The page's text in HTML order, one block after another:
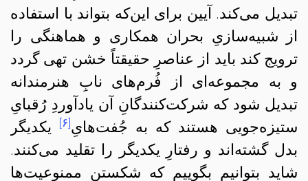
تبدیل می‌کند. آیین برای این‌که بتواند با استفاده
از شبیه‌سازیِ بحران همکاری و هماهنگی را
ترویج کند باید از عناصرِ حقیقتاً خشن تهی گردد
و به مجموعه‌ای از فُرم‌های نابِ هنرمندانه
تبدیل شود که شرکت‌کنندگانِ آن یادآوردِ رُقبایِ
ستیزه‌جویی هستند که به جُفت‌هایِ[۶]
یکدیگر
بدل گشته‌اند و رفتارِ یکدیگر را تقلید می‌کنند.
شاید بتوانیم بگوییم که شکستنِ ممنوعیت‌ها